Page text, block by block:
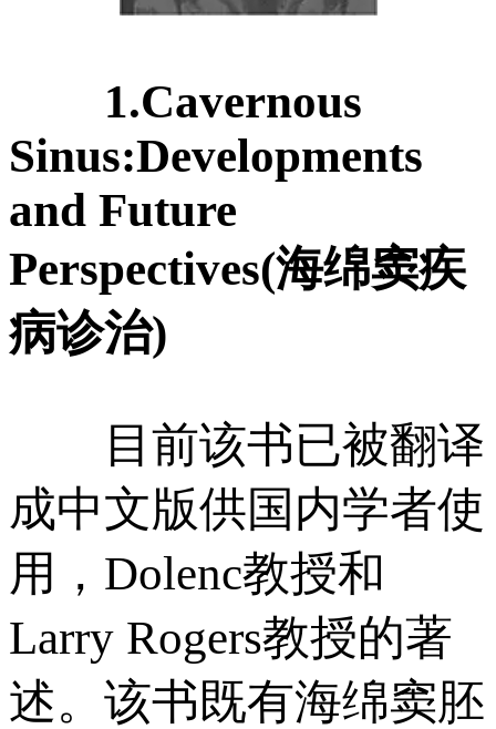
1.Cavernous
Sinus:Developments
and Future
Perspectives(海绵窦疾
病诊治)
目前该书已被翻译
成中文版供国内学者使
用，Dolenc教授和
Larry Rogers教授的著
述。该书既有海绵窦胚